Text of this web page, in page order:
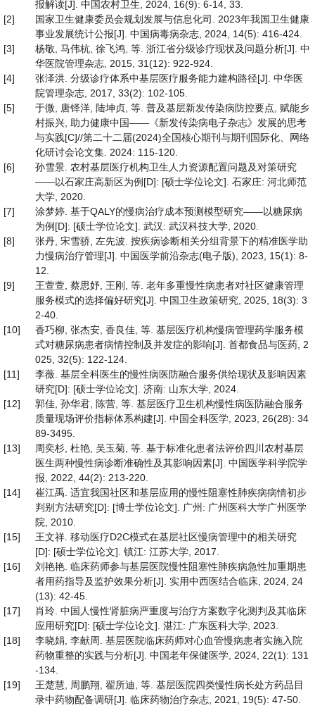
报解读[J]. 中国农村卫生, 2024, 16(9): 6-14, 33.
[2]
国家卫生健康委员会规划发展与信息化司. 2023年我国卫生健康
事业发展统计公报[J]. 中国病毒病杂志, 2024, 14(5): 416-424.
[3]
杨敬, 马伟杭, 徐飞鸿, 等. 浙江省分级诊疗现状及问题分析[J]. 中
华医院管理杂志, 2015, 31(12): 922-924.
[4]
张泽洪. 分级诊疗体系中基层医疗服务能力建构路径[J]. 中华医
院管理杂志, 2017, 33(2): 102-105.
[5]
于微, 唐铎洋, 陆坤贞, 等. 普及基层新发传染病防控要点, 赋能乡
村振兴, 助力健康中国——《新发传染病电子杂志》发展的思考
与实践[C]//第二十二届(2024)全国核心期刊与期刊国际化、网络
化研讨会论文集. 2024: 115-120.
[6]
孙雪景. 农村基层医疗机构卫生人力资源配置问题及对策研究
——以石家庄高新区为例[D]: [硕士学位论文]. 石家庄: 河北师范
大学, 2020.
[7]
涂梦婷. 基于QALY的慢病治疗成本预测模型研究——以糖尿病
为例[D]: [硕士学位论文]. 武汉: 武汉科技大学, 2020.
[8]
张丹, 宋雪骄, 左先波. 按疾病诊断相关分组背景下的精准医学助
力慢病治疗管理[J]. 中国医学前沿杂志(电子版), 2023, 15(1): 8-
12.
[9]
王萱萱, 蔡思妤, 王刚, 等. 老年多重慢性病患者对社区健康管理
服务模式的选择偏好研究[J]. 中国卫生政策研究, 2025, 18(3): 3
2-40.
[10]
香巧柳, 张杰安, 香良佳, 等. 基层医疗机构慢病管理药学服务模
式对糖尿病患者病情控制及并发症的影响[J]. 首都食品与医药, 2
025, 32(5): 122-124.
[11]
李薇. 基层全科医生的慢性病医防融合服务供给现状及影响因素
研究[D]: [硕士学位论文]. 济南: 山东大学, 2024.
[12]
郭佳, 孙华君, 陈营, 等. 基层医疗卫生机构慢性病医防融合服务
质量现场评价指标体系构建[J]. 中国全科医学, 2023, 26(28): 34
89-3495.
[13]
周奕杉, 杜艳, 吴玉菊, 等. 基于标准化患者法评价四川农村基层
医生两种慢性病诊断准确性及其影响因素[J]. 中国医学科学院学
报, 2022, 44(2): 213-220.
[14]
崔江禹. 适宜我国社区和基层应用的慢性阻塞性肺疾病病情初步
判别方法研究[D]: [博士学位论文]. 广州: 广州医科大学广州医学
院, 2010.
[15]
王文祥. 移动医疗D2C模式在基层社区慢病管理中的相关研究
[D]: [硕士学位论文]. 镇江: 江苏大学, 2017.
[16]
刘艳艳. 临床药师参与基层医院慢性阻塞性肺疾病急性加重期患
者用药指导及监护效果分析[J]. 实用中西医结合临床, 2024, 24
(13): 42-45.
[17]
肖玲. 中国人慢性肾脏病严重度与治疗方案数字化测判及其临床
应用研究[D]: [硕士学位论文]. 湛江: 广东医科大学, 2023.
[18]
李晓娟, 李献周. 基层医院临床药师对心血管慢病患者实施入院
药物重整的实践与分析[J]. 中国老年保健医学, 2024, 22(1): 131
-134.
[19]
王楚慧, 周鹏翔, 翟所迪, 等. 基层医院四类慢性病长处方药品目
录中药物配备调研[J]. 临床药物治疗杂志, 2021, 19(5): 47-50.